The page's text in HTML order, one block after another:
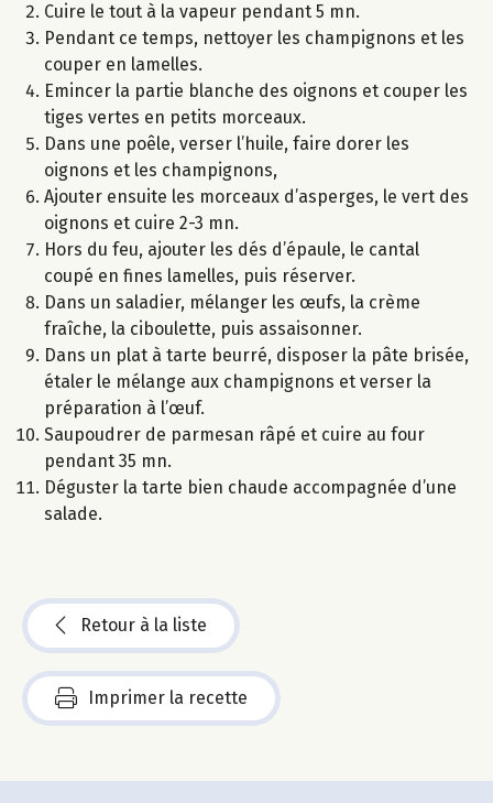
Cuire le tout à la vapeur pendant 5 mn.
Pendant ce temps, nettoyer les champignons et les
couper en lamelles.
Emincer la partie blanche des oignons et couper les
tiges vertes en petits morceaux.
Dans une poêle, verser l’huile, faire dorer les
oignons et les champignons,
Ajouter ensuite les morceaux d’asperges, le vert des
oignons et cuire 2-3 mn.
Hors du feu, ajouter les dés d’épaule, le cantal
coupé en fines lamelles, puis réserver.
Dans un saladier, mélanger les œufs, la crème
fraîche, la ciboulette, puis assaisonner.
Dans un plat à tarte beurré, disposer la pâte brisée,
étaler le mélange aux champignons et verser la
préparation à l’œuf.
Saupoudrer de parmesan râpé et cuire au four
pendant 35 mn.
Déguster la tarte bien chaude accompagnée d’une
salade.
Retour à la liste
Imprimer la recette